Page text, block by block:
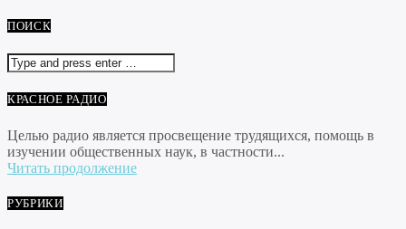
ПОИСК
КРАСНОЕ РАДИО
Целью радио является просвещение трудящихся, помощь в
изучении общественных наук, в частности...
Читать продолжение
РУБРИКИ